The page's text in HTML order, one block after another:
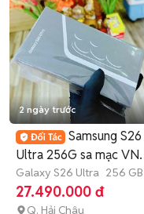
2 ngày trước
Samsung S26
Ultra 256G sa mạc VN
fullbox new 100%
Galaxy S26 Ultra 256 GB
12 tháng
27.490.000 đ
Q. Hải Châu